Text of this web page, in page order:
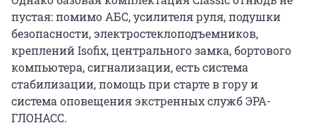
пустая: помимо АБС, усилителя руля, подушки
безопасности, электростеклоподъемников,
креплений Isofix, центрального замка, бортового
компьютера, сигнализации, есть система
стабилизации, помощь при старте в гору и
система оповещения экстренных служб ЭРА-
ГЛОНАСС.